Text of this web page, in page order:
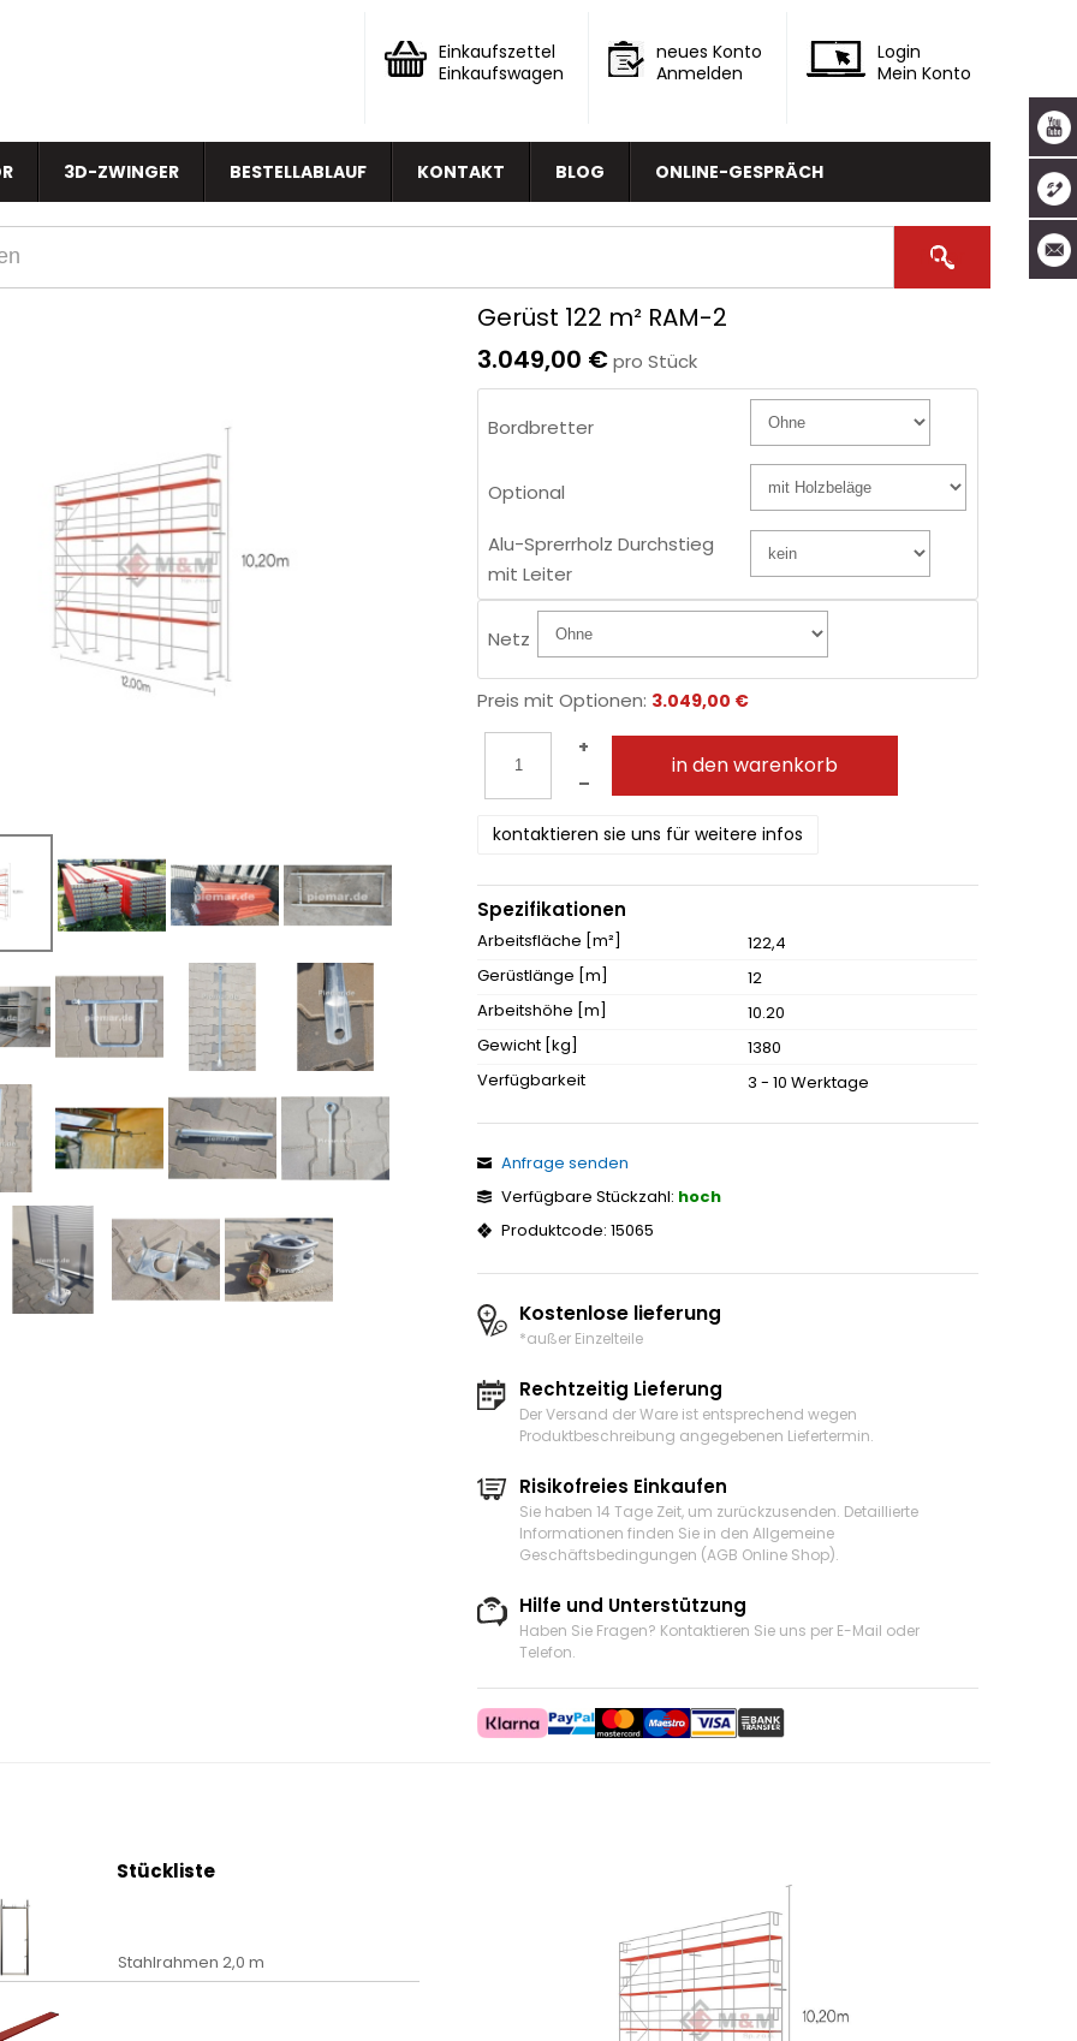
Einkaufszettel
Einkaufswagen
neues Konto
Anmelden
Login
Mein Konto
3D-ZWINGER BESTELLABLAUF KONTAKT BLOG ONLINE-GESPRÄCH
Gerüst 122 m² RAM-2
3.049,00 €pro Stück
Bordbretter
Optional
Alu-Sprerrholz Durchstieg
mit Leiter
Netz
Preis mit Optionen: 3.049,00 €
+
–
in den warenkorb
kontaktieren sie uns für weitere infos
Spezifikationen
Arbeitsfläche [m²]
122,4
Gerüstlänge [m]
12
Arbeitshöhe [m]
10.20
Gewicht [kg]
1380
Verfügbarkeit
3 - 10 Werktage
Anfrage senden
Verfügbare Stückzahl: hoch
Produktcode: 15065
Kostenlose lieferung
*außer Einzelteile
Rechtzeitig Lieferung
Der Versand der Ware ist entsprechend wegen
Produktbeschreibung angegebenen Liefertermin.
Risikofreies Einkaufen
Sie haben 14 Tage Zeit, um zurückzusenden. Detaillierte
Informationen finden Sie in den Allgemeine
Geschäftsbedingungen (AGB Online Shop).
Hilfe und Unterstützung
Haben Sie Fragen? Kontaktieren Sie uns per E-Mail oder
Telefon.
Stückliste
Stahlrahmen 2,0 m